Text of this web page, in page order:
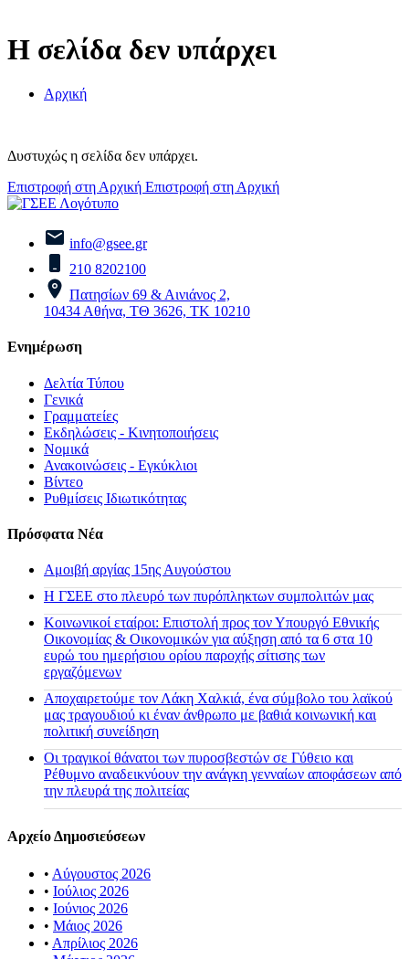
Η σελίδα δεν υπάρχει
Αρχική
Δυστυχώς η σελίδα δεν υπάρχει.
Επιστροφή στη Αρχική Επιστροφή στη Αρχική
info@gsee.gr
210 8202100
Πατησίων 69 & Αινιάνος 2,
10434 Αθήνα, ΤΘ 3626, ΤΚ 10210
Ενημέρωση
Δελτία Τύπου
Γενικά
Γραμματείες
Εκδηλώσεις - Κινητοποιήσεις
Νομικά
Ανακοινώσεις - Εγκύκλιοι
Βίντεο
Ρυθμίσεις Ιδιωτικότητας
Πρόσφατα Νέα
Αμοιβή αργίας 15ης Αυγούστου
H ΓΣΕΕ στο πλευρό των πυρόπληκτων συμπολιτών μας
Κοινωνικοί εταίροι: Επιστολή προς τον Υπουργό Εθνικής
Οικονομίας & Οικονομικών για αύξηση από τα 6 στα 10
ευρώ του ημερήσιου ορίου παροχής σίτισης των
εργαζόμενων
Αποχαιρετούμε τον Λάκη Χαλκιά, ένα σύμβολο του λαϊκού
μας τραγουδιού κι έναν άνθρωπο με βαθιά κοινωνική και
πολιτική συνείδηση
Οι τραγικοί θάνατοι των πυροσβεστών σε Γύθειο και
Ρέθυμνο αναδεικνύουν την ανάγκη γενναίων αποφάσεων από
την πλευρά της πολιτείας
Αρχείο Δημοσιεύσεων
• Αύγουστος 2026
• Ιούλιος 2026
• Ιούνιος 2026
• Μάιος 2026
• Απρίλιος 2026